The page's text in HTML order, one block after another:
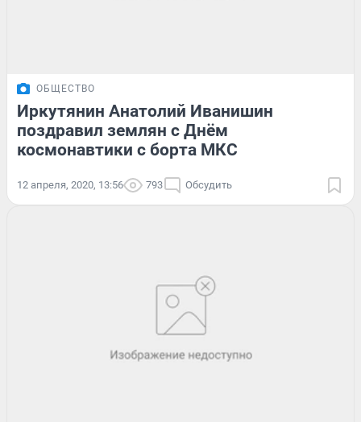
ОБЩЕСТВО
Иркутянин Анатолий Иванишин
поздравил землян с Днём
космонавтики с борта МКС
12 апреля, 2020, 13:56 793 Обсудить